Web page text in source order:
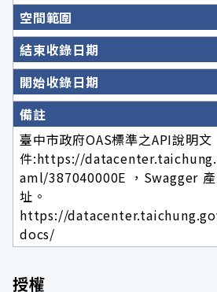
空間範圍
結束收錄日期
開始收錄日期
備註
臺中市政府OAS標準之API說明文
件:https://
aml/387040000E ，Swagger
址。
https://
docs/
授權